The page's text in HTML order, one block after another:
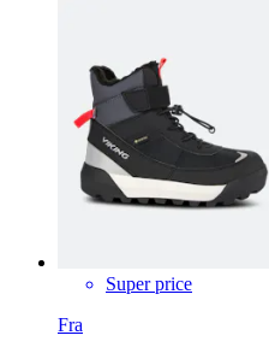
Super price
Fra